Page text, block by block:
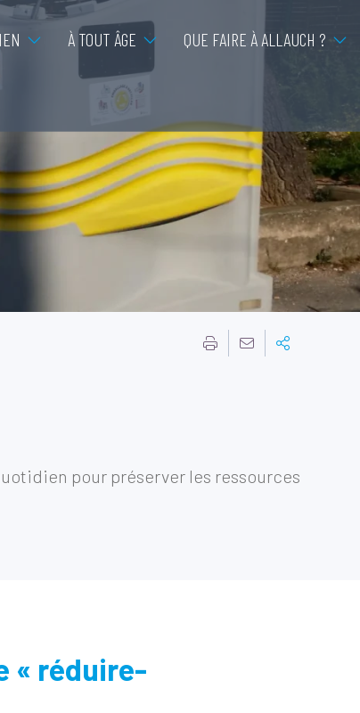
À TOUT ÂGE QUE FAIRE À ALLAUCH ?
pour préserver les ressources
« réduire-